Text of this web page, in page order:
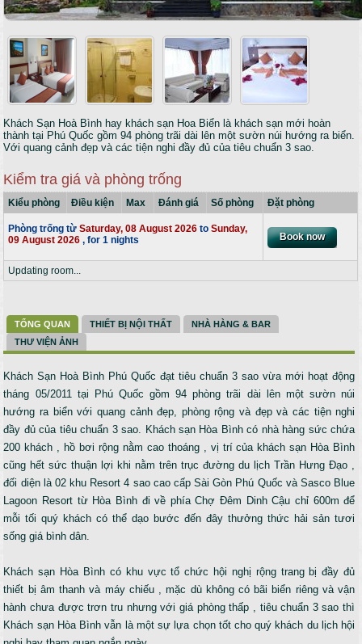
Khách Sạn Hoà Bình hay khách sạn Hoa Biển là khách sạn mới hoàn
thành tại Phú Quốc gồm 94 phòng trãi dài lên một sườn núi hướng ra biển.
Với quang cảnh đẹp và các tiện nghi đầy đủ của tiêu chuẩn 3 sao.
Kiểm tra giá và phòng trống
Kiểu phòng Điều kiện Max Đánh giá Số phòng Đặt phòng
Phòng trống từSaturday, 08 August 2026toSunday,
09 August 2026, for 1 nights
Updating room...
TỔNG QUAN THIẾT BỊ NỘI THẤT
NHÀ HÀNG & BAR
THƯ VIỆN ẢNH
Khách Sạn Hoà Bình Phú Quốc đạt tiêu chuẩn 3 sao vừa mới hoạt động
tháng 05/2011 tại Phú Quốc gồm 94 phòng trãi dài lên một sườn núi
hướng ra biển với quang cảnh đẹp, phòng rộng và đẹp và các tiện nghi
đầy đủ của tiêu chuẩn 3 sao. Khách sạn Hòa Bình có nhà hàng sức chứa
200 khách , hồ bơi rộng nằm cao thoáng , vị trí của khách sạn Hòa Bình
cũng hết sức thuận lợi khi nằm trên trục đường du lịch Trần Hưng Đạo ,
đối diện là 02 khu Resort 4 sao cao cấp Sài Gòn Phú Quốc và Sasco Blue
Lagoon Resort từ Hòa Bình đi về phía Chợ Đêm Dinh Cậu chỉ 600m để
mỗi tối quý khách có thể dạo bước đến đây thưởng thức hải sản tươi
sống giá bình dân.
Khách sạn Hòa Bình có khu vực tổ chức hội nghị rộng trang bị đầy đủ
thiết bị âm thanh và máy chiếu , mặc dù không có bãi biển riêng và vận
hành chưa được trơn tru nhưng với giá phòng thấp , tiêu chuẩn 3 sao thì
Khách sạn Hòa Bình vẫn là một sự lựa chọn tốt cho quý khách du lịch hội